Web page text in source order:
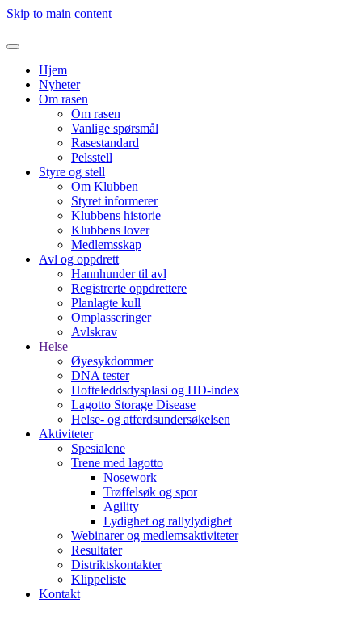
Skip to main content
Hjem
Nyheter
Om rasen
Om rasen
Vanlige spørsmål
Rasestandard
Pelsstell
Styre og stell
Om Klubben
Styret informerer
Klubbens historie
Klubbens lover
Medlemsskap
Avl og oppdrett
Hannhunder til avl
Registrerte oppdrettere
Planlagte kull
Omplasseringer
Avlskrav
Helse
Øyesykdommer
DNA tester
Hofteleddsdysplasi og HD-index
Lagotto Storage Disease
Helse- og atferdsundersøkelsen
Aktiviteter
Spesialene
Trene med lagotto
Nosework
Trøffelsøk og spor
Agility
Lydighet og rallylydighet
Webinarer og medlemsaktiviteter
Resultater
Distriktskontakter
Klippeliste
Kontakt